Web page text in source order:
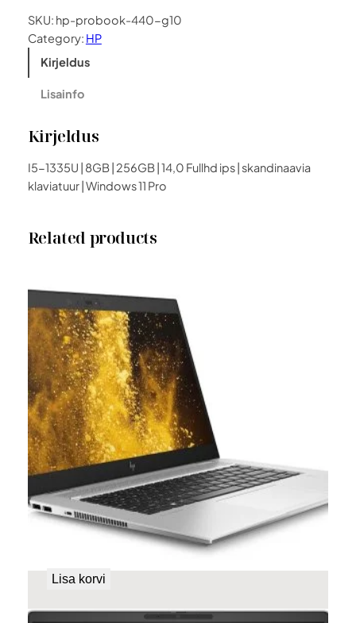
SKU: hp-probook-440-g10
Category: HP
Kirjeldus
Lisainfo
Kirjeldus
I5-1335U | 8GB | 256GB | 14,0 Fullhd ips | skandinaavia
klaviatuur | Windows 11 Pro
Related products
HP Elitebook 1050 G1
Lisa korvi